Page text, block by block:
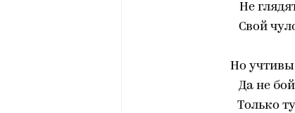
Не
Свой
Но учтивы
Да не
Только